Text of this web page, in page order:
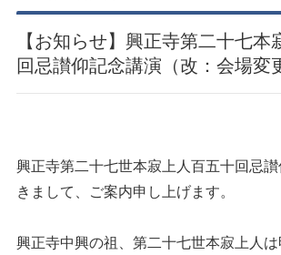
【お知らせ】興正寺第二十七本
回忌讃仰記念講演（改：会場変
興正寺第二十七世本寂上人百五十回忌
きまして、ご案内申し上げます。
興正寺中興の祖、第二十七世本寂上人